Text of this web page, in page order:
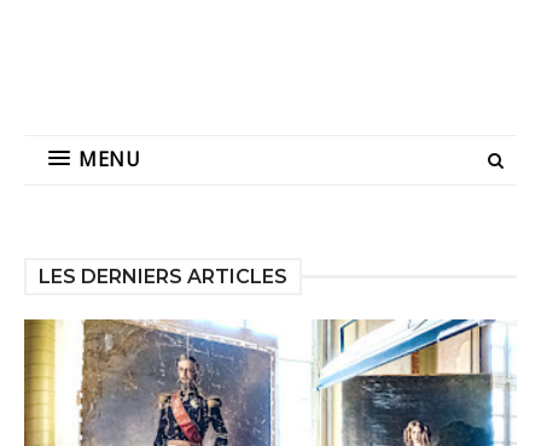
MENU
LES DERNIERS ARTICLES